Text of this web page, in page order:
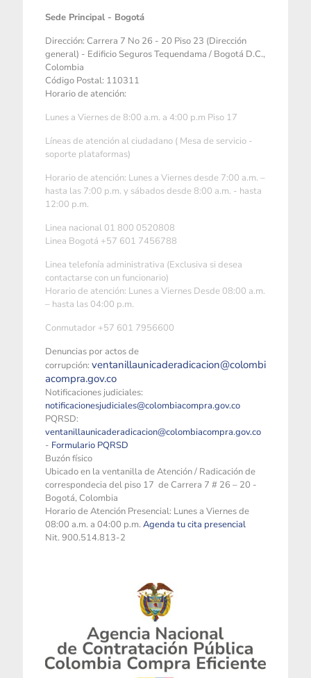
Sede Principal - Bogotá
Dirección: Carrera 7 No 26 - 20 Piso 23 (Dirección
general) - Edificio Seguros Tequendama / Bogotá D.C.,
Colombia
Código Postal: 110311
Horario de atención:
Lunes a Viernes de 8:00 a.m. a 4:00 p.m Piso 17
Líneas de atención al ciudadano ( Mesa de servicio -
soporte plataformas)
Horario de atención: Lunes a Viernes desde 7:00 a.m. –
hasta las 7:00 p.m. y sábados desde 8:00 a.m. - hasta
12:00 p.m.
Linea nacional 01 800 0520808
Linea Bogotá +57 601 7456788
Linea telefonía administrativa (Exclusiva si desea
contactarse con un funcionario)
Horario de atención: Lunes a Viernes Desde 08:00 a.m.
– hasta las 04:00 p.m.
Conmutador +57 601 7956600
Denuncias por actos de
corrupción: ventanillaunicaderadicacion@colombi
acompra.gov.co
Notificaciones judiciales:
notificacionesjudiciales@colombiacompra.gov.co
PQRSD:
ventanillaunicaderadicacion@colombiacompra.gov.co
- Formulario PQRSD
Buzón físico
Ubicado en la ventanilla de Atención / Radicación de
correspondecia del piso 17 de Carrera 7 # 26 – 20 -
Bogotá, Colombia
Horario de Atención Presencial: Lunes a Viernes de
08:00 a.m. a 04:00 p.m. Agenda tu cita presencial
Nit. 900.514.813-2